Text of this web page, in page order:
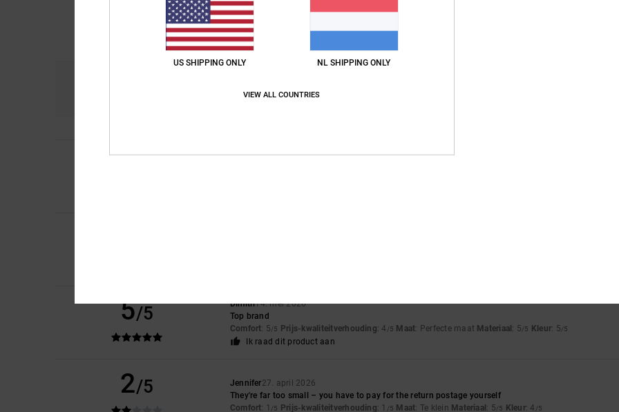
gebaseerd op6 geverifieerde beoordelingen
5 Mario5. juli 2026
5/5 Dimitri14. mei 2026
Top brand
Comfort: 5/5 Prijs-kwaliteitverhouding: 4 /5 Maat: Perfecte maat Materiaal : 5/5 Kleur: 5/5
Ik raad dit product aan
2/5 Jennifer27. april 2026
They're far too small – you have to pay for the return postage yourself
Comfort: 1 /5 Prijs-kwaliteitverhouding: 1 /5 Maat: Te klein Materiaal : 5/5 Kleur: 4 /5
US SHIPPING ONLY NL SHIPPING ONLY
VIEW ALL COUNTRIES